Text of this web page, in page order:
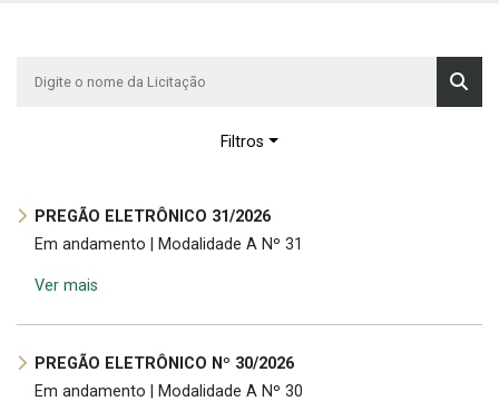
Filtros
PREGÃO ELETRÔNICO 31/2026
Em andamento | Modalidade A Nº 31
Ver mais
PREGÃO ELETRÔNICO Nº 30/2026
Em andamento | Modalidade A Nº 30